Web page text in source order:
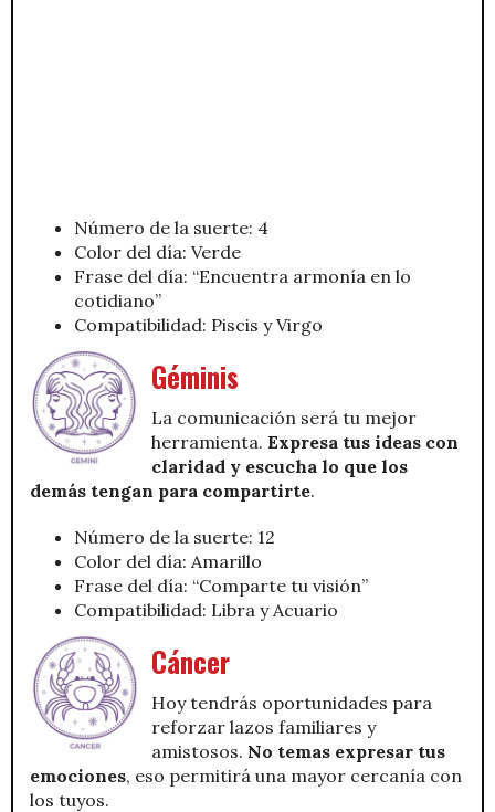
Número de la suerte: 4
Color del día: Verde
Frase del día: “Encuentra armonía en lo
cotidiano”
Compatibilidad: Piscis y Virgo
Géminis
La comunicación será tu mejor
herramienta. Expresa tus ideas con
claridad y escucha lo que los
demás tengan para compartirte.
Número de la suerte: 12
Color del día: Amarillo
Frase del día: “Comparte tu visión”
Compatibilidad: Libra y Acuario
Cáncer
Hoy tendrás oportunidades para
reforzar lazos familiares y
amistosos. No temas expresar tus
emociones, eso permitirá una mayor cercanía con
los tuyos.